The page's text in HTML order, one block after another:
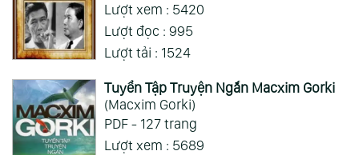
Xem Thêm
Lượt xem : 5420
Lượt đọc : 995
Lượt tải : 1524
Tuyển Tập Truyện Ngắn Macxim Gorki
(Macxim Gorki)
PDF - 127 trang
Lượt xem : 5689